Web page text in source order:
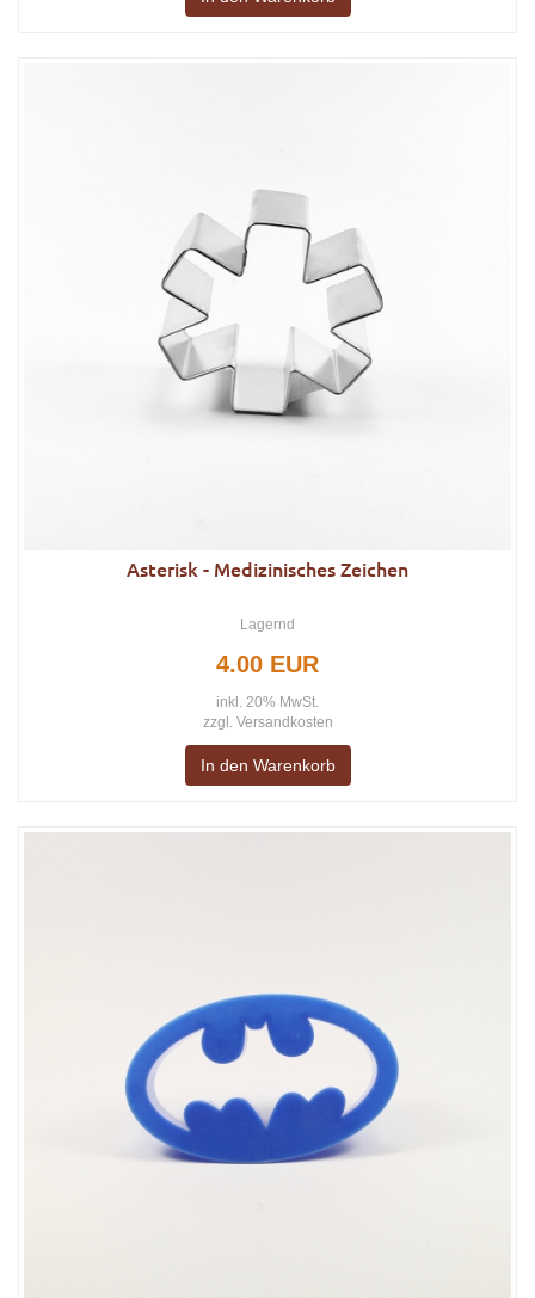
Asterisk - Medizinisches Zeichen
Lagernd
4.00 EUR
inkl. 20% MwSt.
zzgl. Versandkosten
In den Warenkorb